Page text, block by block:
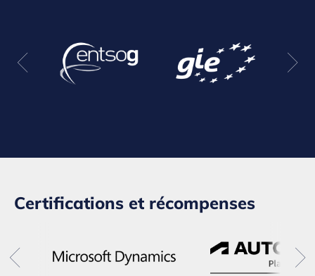
Certifications et récompenses